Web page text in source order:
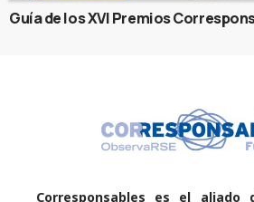
Guía de los XVI Premios
Corresponsables es el aliado